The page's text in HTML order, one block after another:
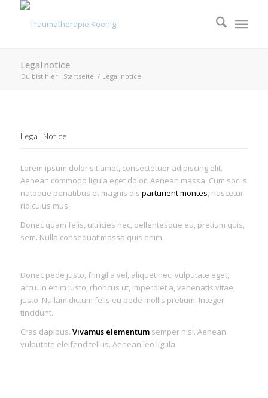
Legal notice
Du bist hier: Startseite / Legal notice
Legal Notice
Lorem ipsum dolor sit amet, consectetuer adipiscing elit.
Aenean commodo ligula eget dolor. Aenean massa. Cum sociis
natoque penatibus et magnis dis parturient montes, nascetur
ridiculus mus.
Donec quam felis, ultricies nec, pellentesque eu, pretium quis,
sem. Nulla consequat massa quis enim.
Donec pede justo, fringilla vel, aliquet nec, vulputate eget,
arcu. In enim justo, rhoncus ut, imperdiet a, venenatis vitae,
justo. Nullam dictum felis eu pede mollis pretium. Integer
tincidunt.
Cras dapibus. Vivamus elementumsemper nisi. Aenean
vulputate eleifend tellus. Aenean leo ligula.